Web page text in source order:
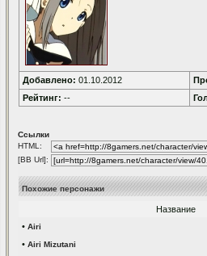
Добавлено: 01.10.2012
Рейтинг: --
Ссылки
HTML:
[BB Url]:
Похожие персонажи
Название
• Airi
• Airi Mizutani